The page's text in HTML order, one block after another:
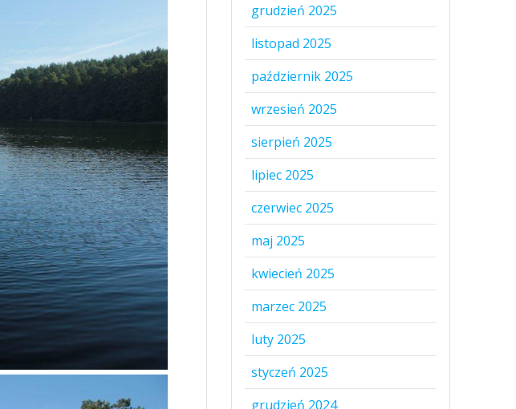
grudzień 2025
listopad 2025
październik 2025
wrzesień 2025
sierpień 2025
lipiec 2025
czerwiec 2025
maj 2025
kwiecień 2025
marzec 2025
luty 2025
styczeń 2025
grudzień 2024